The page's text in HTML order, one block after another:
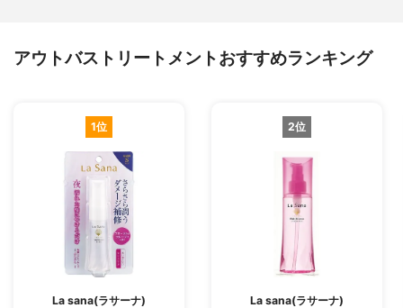
アウトバストリートメントおすすめランキング
1位
La sana(ラサーナ)
2位
La sana(ラサーナ)